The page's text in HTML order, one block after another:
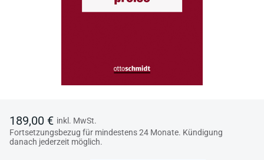
189,00 € inkl. MwSt.
Fortsetzungsbezug für mindestens 24 Monate. Kündigung
danach jederzeit möglich.